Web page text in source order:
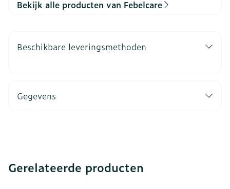
Bekijk alle producten van Febelcare
Beschikbare leveringsmethoden
Gegevens
Gerelateerde producten